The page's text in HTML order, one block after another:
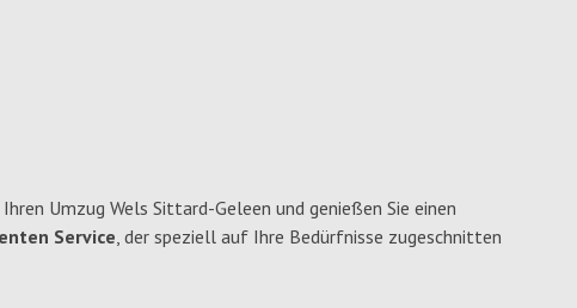
Umzug Wels Sittard-Geleen und genießen Sie einen
Service, der speziell auf Ihre Bedürfnisse zugeschnitten